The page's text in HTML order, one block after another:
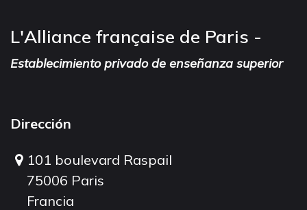
L'Alliance française de Paris -
Establecimiento privado de enseñanza superior
Dirección
101 boulevard Raspail
75006 Paris
Francia